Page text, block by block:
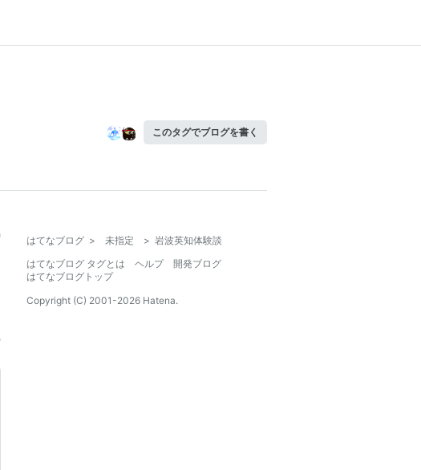
このタグでブログを書く
はてなブログ > 未指定 > 岩波英知体験談
はてなブログ タグとは
ヘルプ
開発ブログ
はてなブログトップ
Copyright (C) 2001-2026 Hatena.